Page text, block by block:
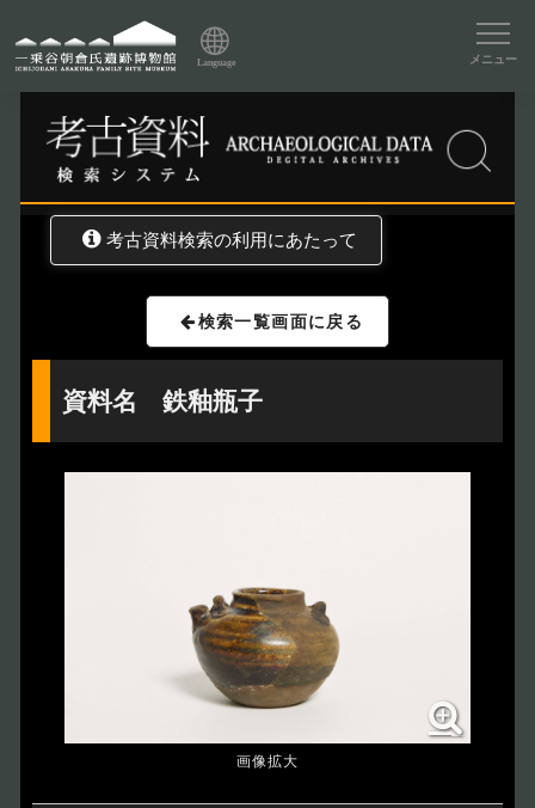
メニュー
Language
資料データベーストップ
考古資料検索
遺跡のご紹介
アクセス Access
考古資料検索の利用にあたって
検索一覧画面に戻る
資料名 鉄釉瓶子